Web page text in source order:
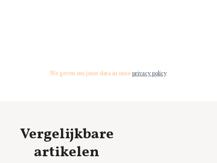
We geven om jouw data in onze privacy policy.
Vergelijkbare
artikelen